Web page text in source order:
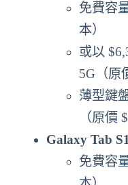
免費容
本）
或以
5G（原
薄型鍵
（原價
Galaxy Tab
免費容